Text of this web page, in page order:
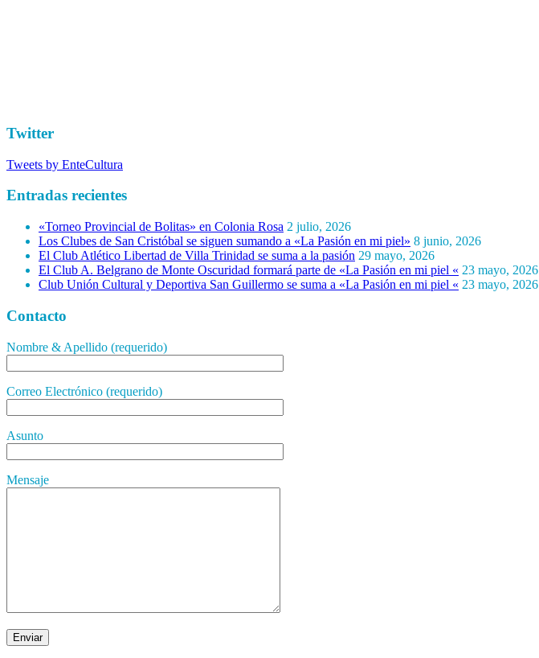
Twitter
Tweets by EnteCultura
Entradas recientes
«Torneo Provincial de Bolitas» en Colonia Rosa 2 julio, 2026
Los Clubes de San Cristóbal se siguen sumando a «La Pasión en mi piel» 8 junio, 2026
El Club Atlético Libertad de Villa Trinidad se suma a la pasión 29 mayo, 2026
El Club A. Belgrano de Monte Oscuridad formará parte de «La Pasión en mi piel « 23 mayo, 2026
Club Unión Cultural y Deportiva San Guillermo se suma a «La Pasión en mi piel « 23 mayo, 2026
Contacto
Nombre & Apellido (requerido)
Correo Electrónico (requerido)
Asunto
Mensaje